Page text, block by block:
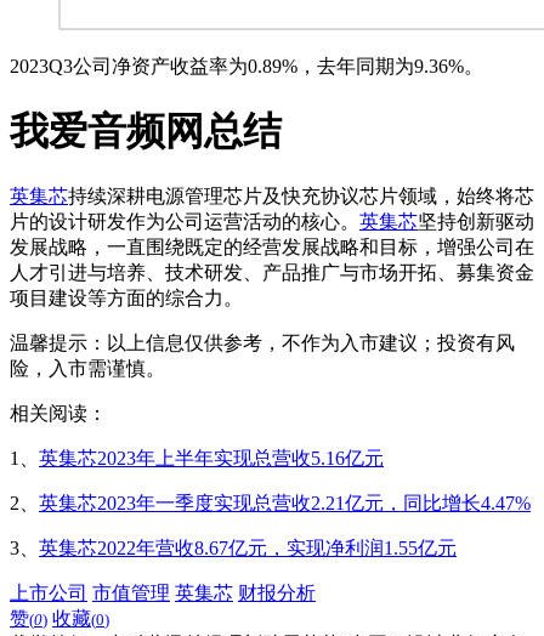
2023Q3公司净资产收益率为0.89%，去年同期为9.36%。
我爱音频网总结
英集芯持续深耕电源管理芯片及快充协议芯片领域，始终将芯
片的设计研发作为公司运营活动的核心。 英集芯坚持创新驱动
发展战略，一直围绕既定的经营发展战略和目标，增强公司在
人才引进与培养、技术研发、产品推广与市场开拓、募集资金
项目建设等方面的综合力。
温馨提示：以上信息仅供参考，不作为入市建议；投资有风
险，入市需谨慎。
相关阅读：
1、 英集芯2023年上半年实现总营收5.16亿元
2、 英集芯2023年一季度实现总营收2.21亿元，同比增长4.47%
3、 英集芯2022年营收8.67亿元，实现净利润1.55亿元
上市公司 市值管理 英集芯 财报分析
赞(0) 收藏(0)